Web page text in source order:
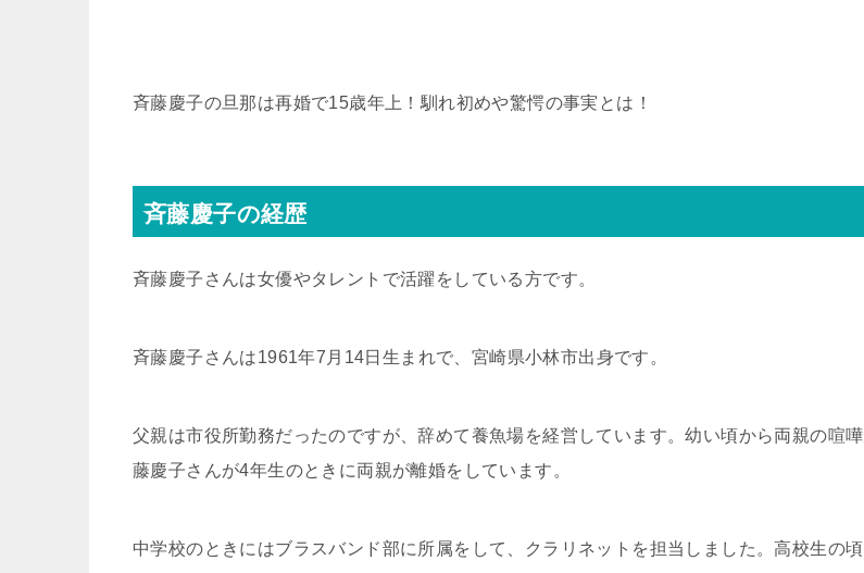
斉藤慶子の旦那は再婚で15歳年上！馴れ初めや驚愕の事実とは！
斉藤慶子の経歴
斉藤慶子さんは女優やタレントで活躍をしている方です。
斉藤慶子さんは1961年7月14日生まれで、宮崎県小林市出身です。
父親は市役所勤務だったのですが、辞めて養魚場を経営しています。幼い頃から両親の喧
藤慶子さんが4年生のときに両親が離婚をしています。
中学校のときにはブラスバンド部に所属をして、クラリネットを担当しました。高校生の